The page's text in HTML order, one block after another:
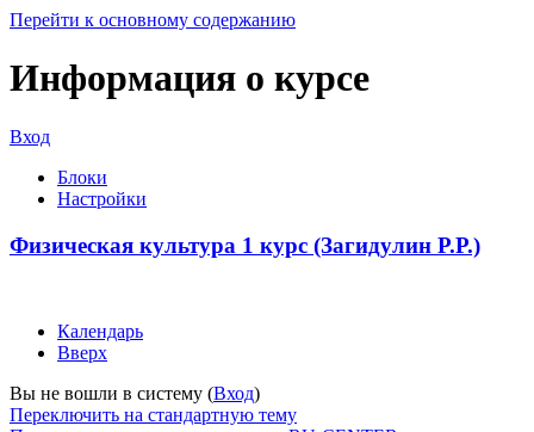
Перейти к основному содержанию
Информация о курсе
Вход
Блоки
Настройки
Физическая культура 1 курс (Загидулин Р.Р.)
Календарь
Вверх
Вы не вошли в систему (Вход)
Переключить на стандартную тему